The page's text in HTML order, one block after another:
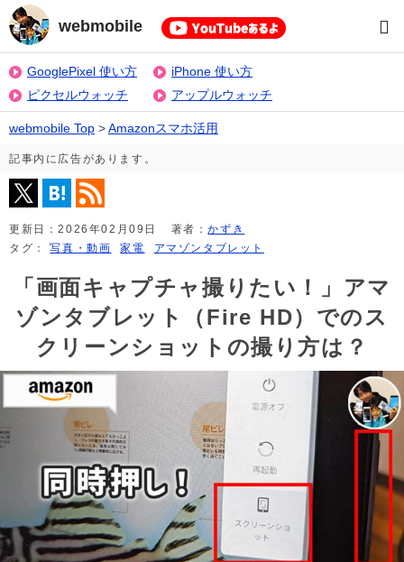
webmobile
GooglePixel 使い方
iPhone 使い方
ピクセルウォッチ
アップルウォッチ
webmobile Top >Amazonスマホ活用
記事内に広告があります。
更新日：2026年02月09日 著者：かずき
タグ：写真・動画 家電 アマゾンタブレット
「画面キャプチャ撮りたい！」アマ
ゾンタブレット（Fire HD）でのス
クリーンショットの撮り方は？